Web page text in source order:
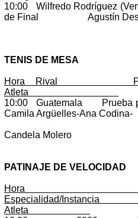
10:00 Wilfredo Rodríguez
de Final Agustín
TENIS DE MESA
Hora
Atleta
10:00 Guatemala
Camila Argüelles-Ana Codina-
Candela Molero
PATINAJE DE VELOCIDAD
Atleta